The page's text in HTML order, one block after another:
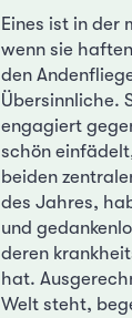
Eines ist in der
wenn sie
den
Übersinnliche.
engagiert
schön
beiden
des Jahres,
und
deren
hat.
Welt steht,